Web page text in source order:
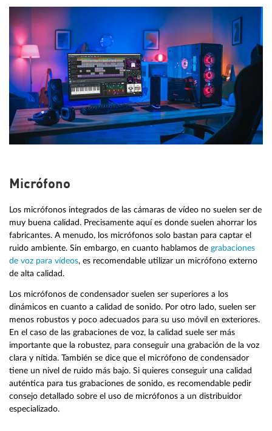
Micrófono
Los micrófonos integrados de las cámaras de vídeo no suelen ser de
muy buena calidad. Precisamente aquí es donde suelen ahorrar los
fabricantes. A menudo, los micrófonos solo bastan para captar el
ruido ambiente. Sin embargo, en cuanto hablamos de grabaciones
de voz para vídeos, es recomendable utilizar un micrófono externo
de alta calidad.
Los micrófonos de condensador suelen ser superiores a los
dinámicos en cuanto a calidad de sonido. Por otro lado, suelen ser
menos robustos y poco adecuados para su uso móvil en exteriores.
En el caso de las grabaciones de voz, la calidad suele ser más
importante que la robustez, para conseguir una grabación de la voz
clara y nítida. También se dice que el micrófono de condensador
tiene un nivel de ruido más bajo. Si quieres conseguir una calidad
auténtica para tus grabaciones de sonido, es recomendable pedir
consejo detallado sobre el uso de micrófonos a un distribuidor
especializado.